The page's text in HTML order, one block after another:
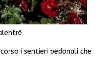
i sentieri pedonali che